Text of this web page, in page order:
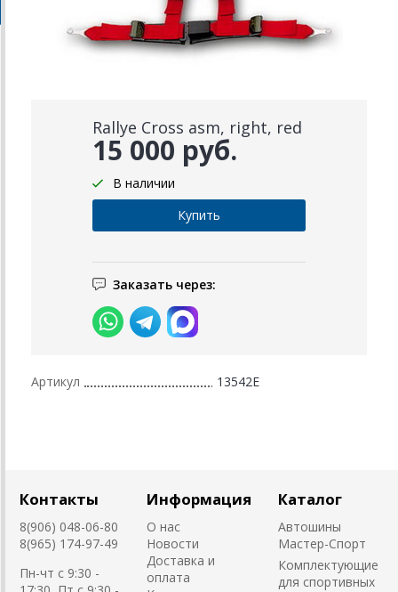
Rallye Cross asm, right, red
15 000 руб.
В наличии
Заказать через:
Артикул 13542E
Контакты
8(906) 048-06-80
8(965) 174-97-49
Пн-чт с 9:30 -
Информация
О нас
Новости
Доставка и
оплата
Каталог
Автошины
Мастер-Спорт
Комплектующие
для спортивных